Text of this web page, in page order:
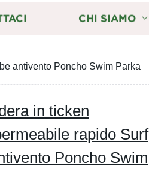
CHI SIAMO
antivento Poncho Swim Parka
in ticken
rapido Surf
Poncho Swim